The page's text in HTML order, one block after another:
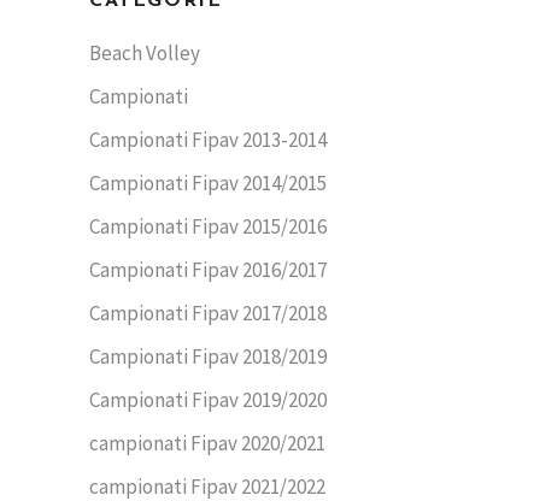
Beach Volley
Campionati
Campionati Fipav 2013-2014
Campionati Fipav 2014/2015
Campionati Fipav 2015/2016
Campionati Fipav 2016/2017
Campionati Fipav 2017/2018
Campionati Fipav 2018/2019
Campionati Fipav 2019/2020
campionati Fipav 2020/2021
campionati Fipav 2021/2022